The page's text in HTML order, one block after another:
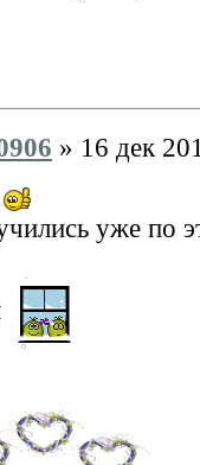
» 16 дек
уже по